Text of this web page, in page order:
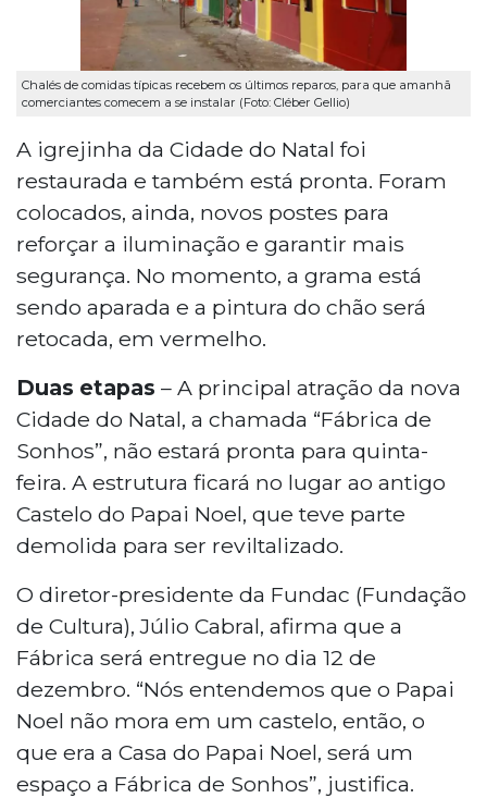
Chalés de comidas típicas recebem os últimos reparos, para que amanhã
comerciantes comecem a se instalar (Foto: Cléber Gellio)
A igrejinha da Cidade do Natal foi
restaurada e também está pronta. Foram
colocados, ainda, novos postes para
reforçar a iluminação e garantir mais
segurança. No momento, a grama está
sendo aparada e a pintura do chão será
retocada, em vermelho.
Duas etapas – A principal atração da nova
Cidade do Natal, a chamada “Fábrica de
Sonhos”, não estará pronta para quinta-
feira. A estrutura ficará no lugar ao antigo
Castelo do Papai Noel, que teve parte
demolida para ser reviltalizado.
O diretor-presidente da Fundac (Fundação
de Cultura), Júlio Cabral, afirma que a
Fábrica será entregue no dia 12 de
dezembro. “Nós entendemos que o Papai
Noel não mora em um castelo, então, o
que era a Casa do Papai Noel, será um
espaço a Fábrica de Sonhos”, justifica.